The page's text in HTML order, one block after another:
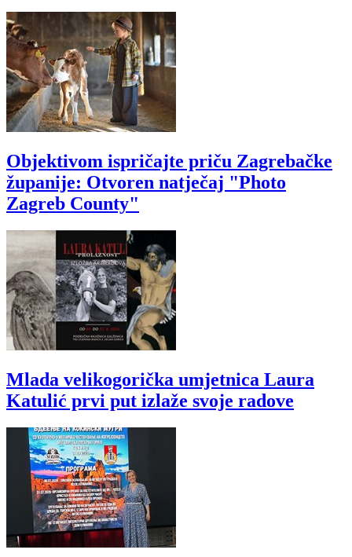
Objektivom ispričajte priču Zagrebačke
županije: Otvoren natječaj "Photo
Zagreb County"
Mlada velikogorička umjetnica Laura
Katulić prvi put izlaže svoje radove